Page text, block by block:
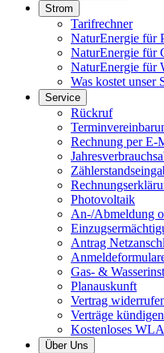
Strom
Tarifrechner
NaturEnergie für
NaturEnergie für
NaturEnergie für
Was kostet unser
Service
Rückruf
Rechnung per E-
Photovoltaik
An-/Abmeldung
Antrag
Gas- &
Planauskunft
Vertrag
Verträge kündigen
Kostenloses
Über Uns